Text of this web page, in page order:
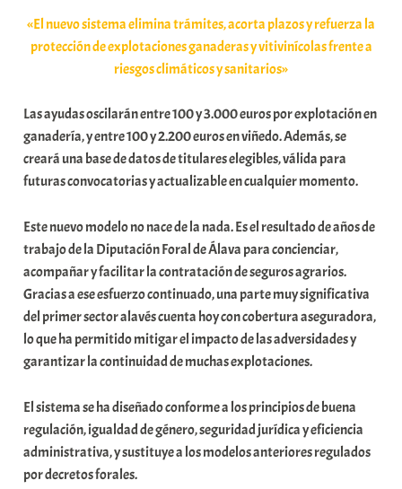
«El nuevo sistema elimina trámites, acorta plazos y refuerza la
protección de explotaciones ganaderas y vitivinícolas frente a
riesgos climáticos y sanitarios»
Las ayudas oscilarán entre 100 y 3.000 euros por explotación en
ganadería, y entre 100 y 2.200 euros en viñedo. Además, se
creará una base de datos de titulares elegibles, válida para
futuras convocatorias y actualizable en cualquier momento.
Este nuevo modelo no nace de la nada. Es el resultado de años de
trabajo de la Diputación Foral de Álava para concienciar,
acompañar y facilitar la contratación de seguros agrarios.
Gracias a ese esfuerzo continuado, una parte muy significativa
del primer sector alavés cuenta hoy con cobertura aseguradora,
lo que ha permitido mitigar el impacto de las adversidades y
garantizar la continuidad de muchas explotaciones.
El sistema se ha diseñado conforme a los principios de buena
regulación, igualdad de género, seguridad jurídica y eficiencia
administrativa, y sustituye a los modelos anteriores regulados
por decretos forales.